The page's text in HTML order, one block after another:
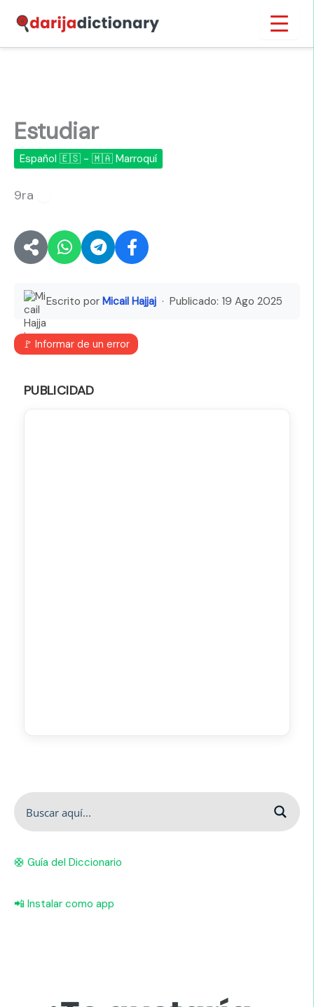
contenido
Estudiar
Español 🇪🇸 - 🇲🇦 Marroquí
9ra
Escrito por Micail Hajjaj · Publicado: 19 Ago 2025
🚩 Informar de un error
PUBLICIDAD
🛟 Guía del Diccionario
📲 Instalar como app